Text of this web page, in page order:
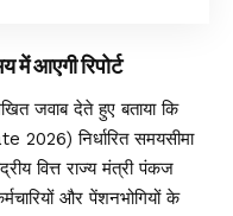
आएगी रिपोर्ट
जवाब देते हुए बताया कि
निर्धारित समयसीमा
वित्त राज्य मंत्री पंकज
और पेंशनभोगियों के